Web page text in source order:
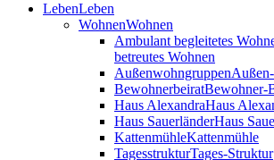
LebenLeben
WohnenWohnen
Ambulant begleitetes
betreutes Wohnen
Außenwohngruppen
BewohnerbeiratBewohner-
Haus AlexandraHaus
Haus SauerländerHaus
KattenmühleKattenmühle
TagesstrukturTages-Struktur